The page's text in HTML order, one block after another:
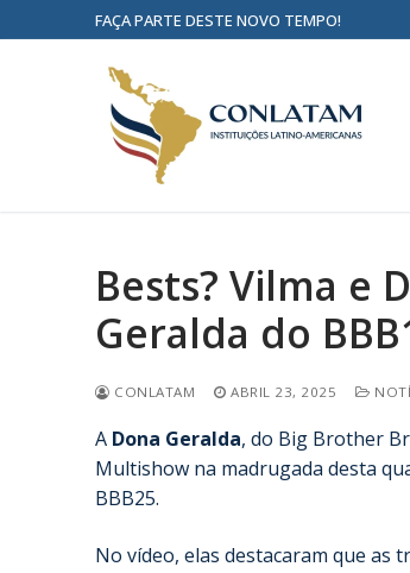
FAÇA PARTE DESTE NOVO TEMPO!
Bests? Vilma e
Geralda do
CONLATAM ABRIL 23, 2025
A Dona Geralda, do Big Brother
Multishow na madrugada desta
BBB25.
No vídeo, elas destacaram que as